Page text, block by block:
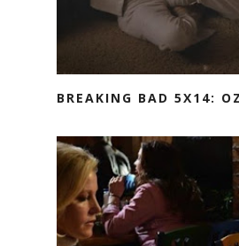
BREAKING BAD 5X14: